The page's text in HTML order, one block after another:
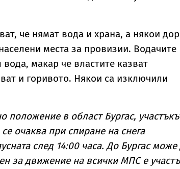
че нямат вода и храна, а някои
места за провизии. Водачите
макар че властите казват
и горивото. Някои са изключили
положение в област Бургас,
очаква при спиране на снега
след 14:00 часа. До Бургас може
за движение на всички МПС е